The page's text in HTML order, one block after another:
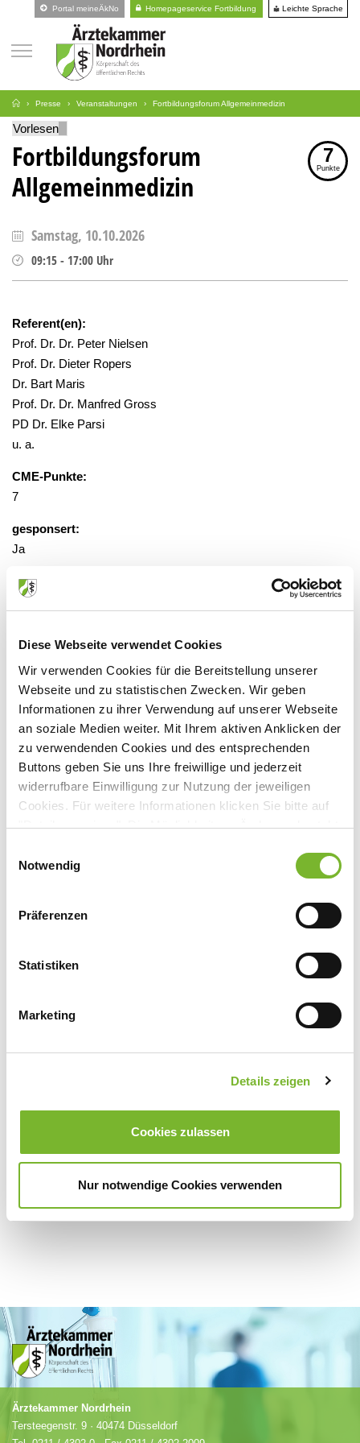
Diese Webseite verwendet Cookies
Wir verwenden Cookies für die Bereitstellung unserer
Webseite und zu statistischen Zwecken. Wir geben
Informationen zu ihrer Verwendung auf unserer Webseite
an soziale Medien weiter. Mit Ihrem aktiven Anklicken der
zu verwendenden Cookies und des entsprechenden
Buttons geben Sie uns Ihre freiwillige und jederzeit
widerrufbare Einwilligung zur Nutzung der jeweiligen
Cookies. Für weitere Informationen klicken Sie bitte auf
"Details anzeigen". Die Möglichkeit zur Änderung besteht
Datenschutzerklärung
Notwendig
Präferenzen
Statistiken
Marketing
Details zeigen
Cookies zulassen
Nur notwendige Cookies verwenden
Portal meineÄkNo Homepageservice Fortbildung Leichte Sprache
Presse Veranstaltungen Fortbildungsforum Allgemeinmedizin
Vorlesen
Fortbildungsforum
Allgemeinmedizin
7
Punkte
Samstag, 10.10.2026
09:15 - 17:00 Uhr
Referent(en):
Prof. Dr. Dr. Peter Nielsen
Prof. Dr. Dieter Ropers
Dr. Bart Maris
Prof. Dr. Dr. Manfred Gross
PD Dr. Elke Parsi
u. a.
CME-Punkte:
7
gesponsert:
Ja
Hilton Cologne
Marzellenstr. 13-17, 50668 Köln
Anbieter:
Herrn Palm
82166 Gräfelfing
Mail:norbert.palm@medfora.de
Zurück zur Übersicht
Ärztekammer Nordrhein
Tersteegenstr. 9 · 40474 Düsseldorf